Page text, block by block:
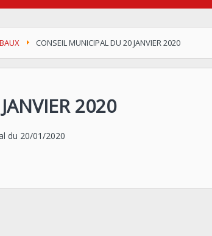
CONSEIL MUNICIPAL DU 20 JANVIER 2020
2020
du 20/01/2020